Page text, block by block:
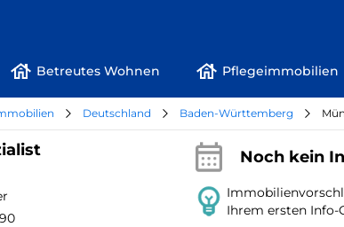
Betreutes Wohnen Pflegeimmobilien
Deutschland Baden-Württemberg
Noch kein
Ihrem ersten Info-